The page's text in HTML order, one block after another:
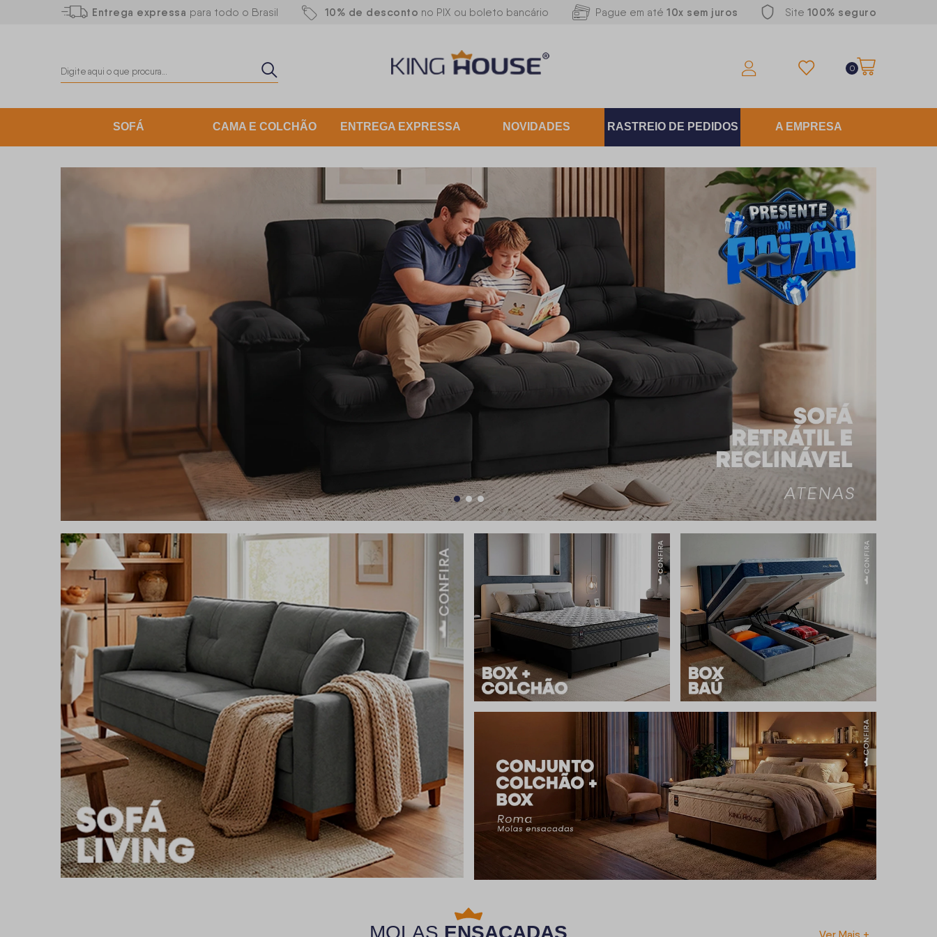
Entrega expressa para todo o Brasil 10% de desconto no PIX ou boleto bancário Pague em até 10x sem juros Site 100% seguro
0
SOFÁ CAMA E COLCHÃO ENTREGA EXPRESSA NOVIDADES RASTREIO DE PEDIDOS A EMPRESA